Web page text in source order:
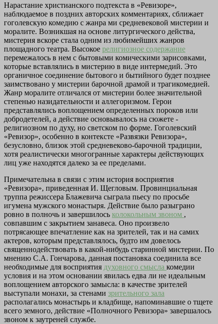
Нарастание христианского подтекста в «Ревизоре»,
наблюдаемое в поздних авторских комментариях, сближает
гоголевскую комедию с жанра ми средневековой мистерии и
моралите. Возникшая на основе литургического действа,
мистерия вскоре стала одним из любимейших жанров
площадного театра. Высокое религиозное содержание
перемежалось в нем с бытовыми комическими зарисовками,
которые вставлялись в мистерию в виде интермедий. Это
органичное соединение бытового и бытийного будет позднее
заимствовано у мистерии барочной драмой и трагикомедией.
Жанр моралите отличался от мистерии более значительной
степенью назидательности и аллегоризмом. Герои
представлялись воплощением определенных пороков или
добродетелей, а действие основывалось на сюжете -
религиозном по духу, но светском по форме. Гоголевский
«Ревизор», особенно в контексте «Развязки Ревизора»,
безусловно, близок этой средневеково-барочной традиции,
хотя реалистически многогранные характеры действующих
лиц уже находятся далеко за ее пределами.
Примечательна в связи с этим история восприятия
«Ревизора», приведенная И. Щегловым. Провинциальная
труппа режиссера Блажевича сыграла пьесу по просьбе
игумена мужского монастыря. Действие было разыграно
ровно в полночь и завершилось колокольным звоном ,
совпавшим с закрытием занавеса. Оно произвело
потрясающее впечатление как на зрителей, так и на самих
актеров, которым представлялось, будто им довелось
священнодействовать в какой-нибудь старинной мистерии. По
мнению С.А. Гончарова, данная постановка соединила все
необходимые для восприятия духовного смысла комедии
условия и на этом основании явилась едва ли не идеальным
воплощением авторского замысла: в качестве зрителей
выступали монахи, за стенами зрительного зала
располагались монастырь и кладбище, напоминавшие о тщете
всего земного, действие «Полночного Ревизора» завершалось
звоном к заутреней службе.